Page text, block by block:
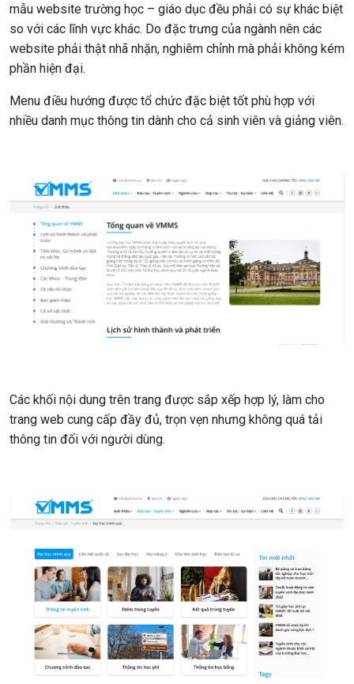
mẫu website trường học – giáo dục đều phải có sự khác biệt
so với các lĩnh vực khác. Do đặc trưng của ngành nên các
website phải thật nhã nhặn, nghiêm chỉnh mà phải không kém
phần hiện đại.
Menu điều hướng được tổ chức đặc biệt tốt phù hợp với
nhiều danh mục thông tin dành cho cả sinh viên và giảng viên.
Các khối nội dung trên trang được sắp xếp hợp lý, làm cho
trang web cung cấp đầy đủ, trọn vẹn nhưng không quá tải
thông tin đối với người dùng.